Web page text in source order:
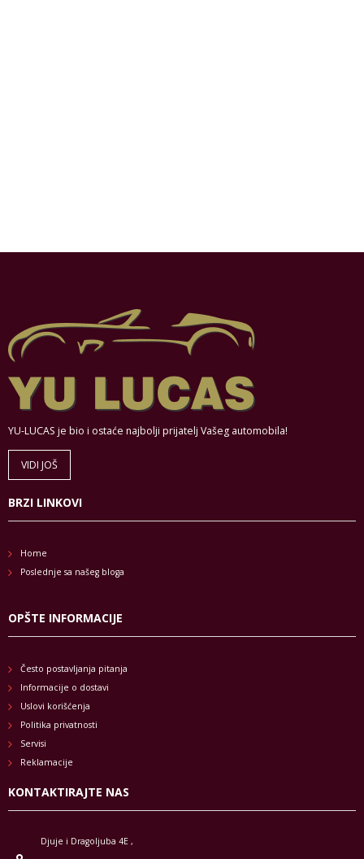
YU-LUCAS je bio i ostaće najbolji prijatelj Vašeg automobila!
VIDI JOŠ
BRZI LINKOVI
Home
Poslednje sa našeg bloga
OPŠTE INFORMACIJE
Često postavljanja pitanja
Informacije o dostavi
Uslovi korišćenja
Politika privatnosti
Servisi
Reklamacije
KONTAKTIRAJTE NAS
Djuje i Dragoljuba 4E ,